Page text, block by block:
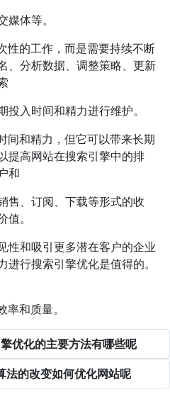
体等。
性的工作，而是需要持续不断
、分析数据、调整策略、更新
入时间和精力进行维护。
间和精力，但它可以带来长期
提高网站在搜索引擎中的排
和
售、订阅、下载等形式的收
。
性和吸引更多潜在客户的企业
行搜索引擎优化是值得的。
和质量。
优化的主要方法有哪些呢
法的改变如何优化网站呢